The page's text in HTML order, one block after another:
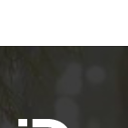
Z
a